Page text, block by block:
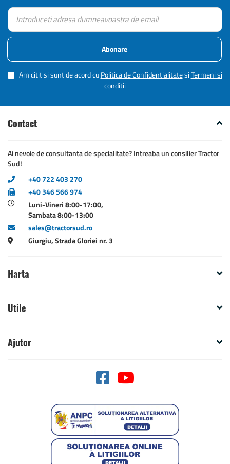
Abonare
Am citit si sunt de acord cuPolitica de ConfidentialitatesiTermeni si
conditii
Contact
Ai nevoie de consultanta de specialitate? Intreaba un consilier Tractor
Sud!
+40 722 403 270
+40 346 566 974
Luni-Vineri 8:00-17:00,
Sambata 8:00-13:00
sales@tractorsud.ro
Giurgiu, Strada Gloriei nr. 3
Harta
Utile
Ajutor